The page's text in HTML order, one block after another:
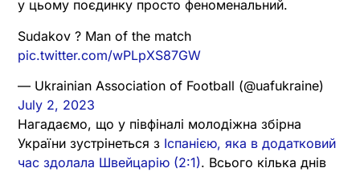
у цьому поєдинку просто феноменальний.
Sudakov ? Man of the match
pic.twitter.com/wPLpXS87GW
— Ukrainian Association of Football (@uafukraine)
July 2, 2023
Нагадаємо, що у півфіналі молодіжна збірна
України зустрінеться з Іспанією, яка в додатковий
час здолала Швейцарію (2:1). Всього кілька днів